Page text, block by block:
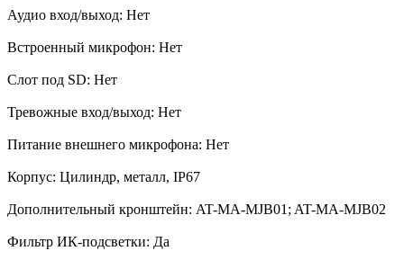
Аудио вход/выход: Нет
Встроенный микрофон: Нет
Слот под SD: Нет
Тревожные вход/выход: Нет
Питание внешнего микрофона: Нет
Корпус: Цилиндр, металл, IP67
Дополнительный кронштейн: AT-MA-MJB01; AT-MA-MJB02
Фильтр ИК-подсветки: Да